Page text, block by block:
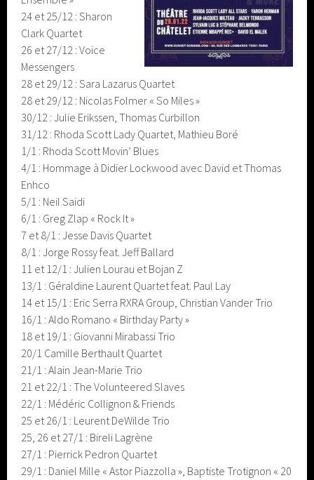
24 et 25/12 : Sharon
Clark Quartet
26 et 27/12 : Voice
Messengers
28 et 29/12 : Sara Lazarus Quartet
28 et 29/12 : Nicolas Folmer « So Miles »
30/12 : Julie Erikssen, Thomas Curbillon
31/12 : Rhoda Scott Lady Quartet, Mathieu Boré
1/1 : Rhoda Scott Movin’ Blues
4/1 : Hommage à Didier Lockwood avec David et Thomas
Enhco
5/1 : Neil Saidi
6/1 : Greg Zlap « Rock It »
7 et 8/1 : Jesse Davis Quartet
8/1 : Jorge Rossy feat. Jeff Ballard
11 et 12/1 : Julien Lourau et Bojan Z
13/1 : Géraldine Laurent Quartet feat. Paul Lay
14 et 15/1 : Eric Serra RXRA Group, Christian Vander Trio
16/1 : Aldo Romano « Birthday Party »
18 et 19/1 : Giovanni Mirabassi Trio
20/1 Camille Berthault Quartet
21/1 : Alain Jean-Marie Trio
21 et 22/1 : The Volunteered Slaves
22/1 : Médéric Collignon & Friends
25 et 26/1 : Leurent DeWilde Trio
25, 26 et 27/1 : Bireli Lagrène
27/1 : Pierrick Pedron Quartet
29/1 : Daniel Mille « Astor Piazzolla », Baptiste Trotignon « 20